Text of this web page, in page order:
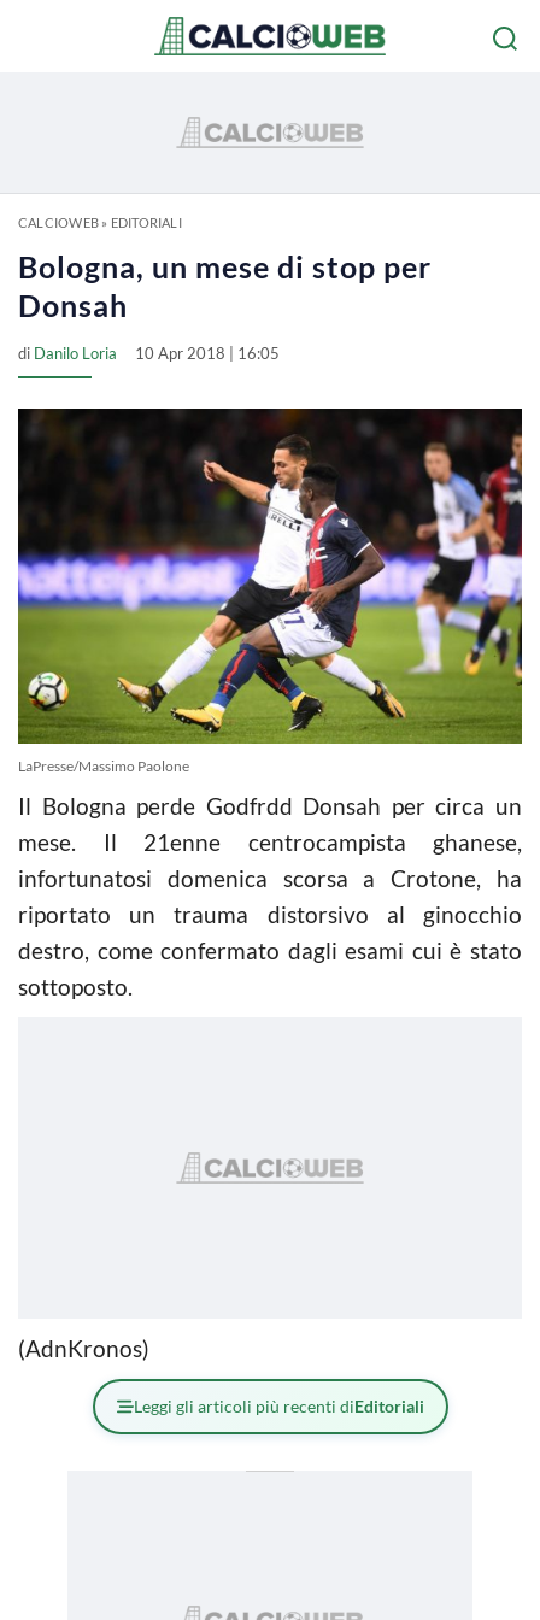
CALCIOWEB» EDITORIALI
Bologna, un mese di stop per
Donsah
di Danilo Loria 10 Apr 2018 | 16:05
LaPresse/Massimo Paolone
Il Bologna perde Godfrdd Donsah per circa un
mese. Il 21enne centrocampista ghanese,
infortunatosi domenica scorsa a Crotone, ha
riportato un trauma distorsivo al ginocchio
destro, come confermato dagli esami cui è stato
sottoposto.
(AdnKronos)
Leggi gli articoli più recenti diEditoriali